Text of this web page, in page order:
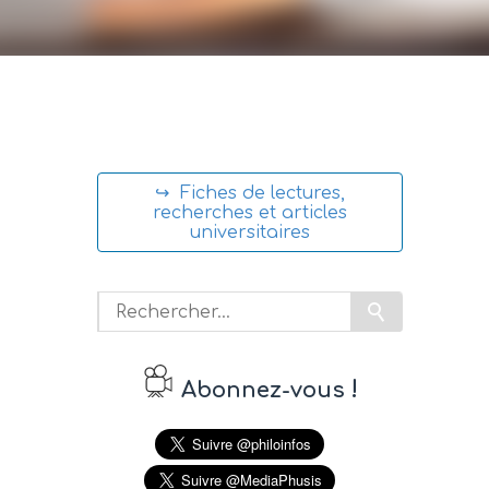
↪ Fiches de lectures,
recherches et articles
universitaires
Abonnez-vous !